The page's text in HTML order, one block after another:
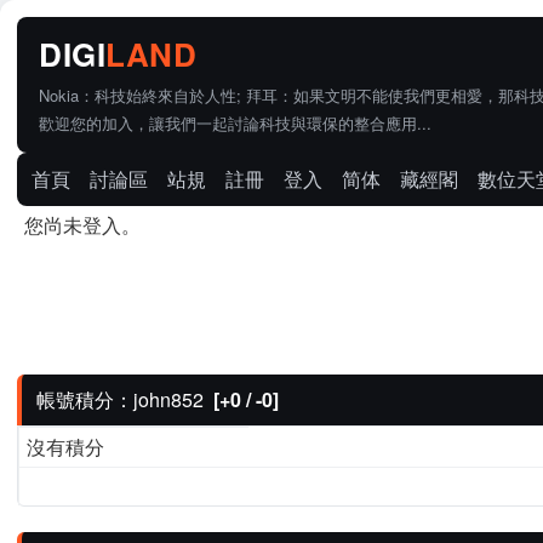
Nokia：科技始終來自於人性; 拜耳：如果文明不能使我們更相愛，那科
歡迎您的加入，讓我們一起討論科技與環保的整合應用...
首頁 討論區 站規 註冊 登入 简体 藏經閣
數位天
您尚未登入。
帳號積分：john852 [+0 / -0]
沒有積分